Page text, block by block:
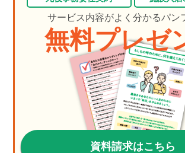
サービス内容がよく分かるパン
無料プレゼ
資料請求はこちら